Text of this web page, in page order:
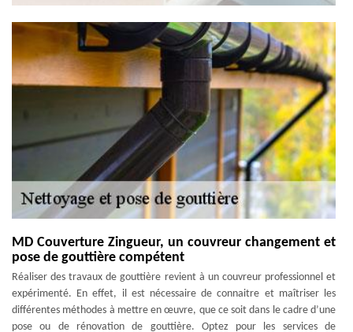
MD Couverture Zingueur, un couvreur changement et
pose de gouttière compétent
Réaliser des travaux de gouttière revient à un couvreur professionnel et
expérimenté. En effet, il est nécessaire de connaitre et maîtriser les
différentes méthodes à mettre en œuvre, que ce soit dans le cadre d’une
pose ou de rénovation de gouttière. Optez pour les services de